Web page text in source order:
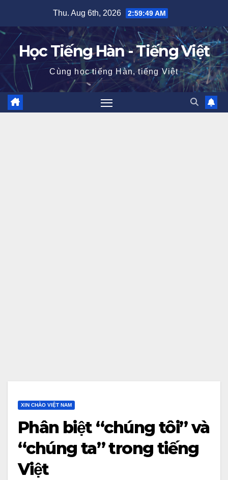
content
Thu. Aug 6th, 2026 2:59:50 AM
Học Tiếng Hàn - Tiếng Việt
Cùng học tiếng Hàn, tiếng Việt
XIN CHÀO VIỆT NAM
Phân biệt “chúng tôi” và
“chúng ta” trong tiếng
Việt